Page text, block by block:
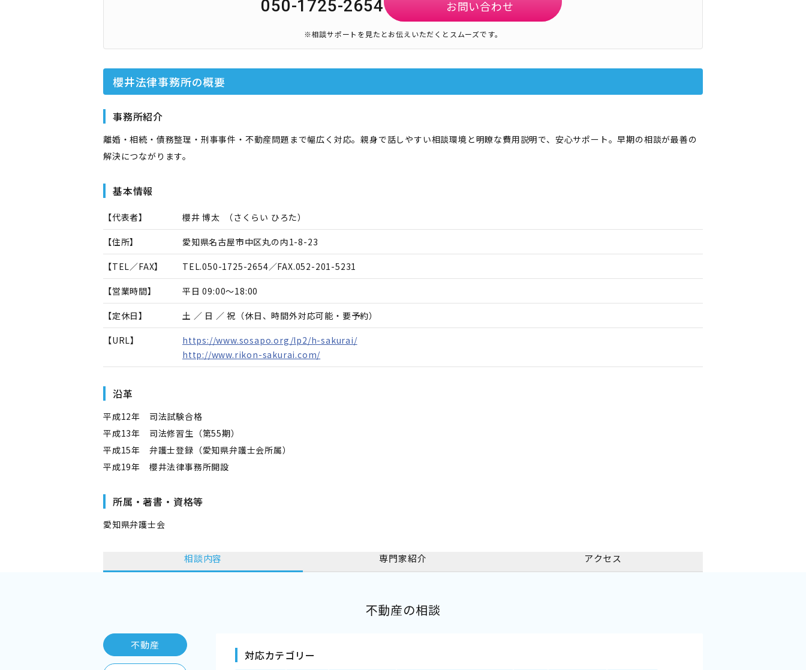
050-1725-2654 お問い合わせ
※相談サポートを見たとお伝えいただくとスムーズです。
櫻井法律事務所の概要
事務所紹介
離婚・相続・債務整理・刑事事件・不動産問題まで幅広く対応。親身で話しやすい相談環境と明瞭な費用説明で、安心サポート。早期の相談が最善の
解決につながります。
基本情報
【代表者】 櫻井 博太 （さくらい ひろた）
【住所】 愛知県名古屋市中区丸の内1-8-23
【TEL／FAX】 TEL.050-1725-2654／FAX.052-201-5231
【営業時間】 平日 09:00～18:00
【定休日】 土 ／ 日 ／ 祝（休日、時間外対応可能・要予約）
【URL】
https://www.sosapo.org/lp2/h-sakurai/
http://www.rikon-sakurai.com/
沿革
平成12年 司法試験合格
平成13年 司法修習生（第55期）
平成15年 弁護士登録（愛知県弁護士会所属）
平成19年 櫻井法律事務所開設
所属・著書・資格等
愛知県弁護士会
相談内容 専門家紹介 アクセス
不動産の相談
不動産
対応カテゴリー